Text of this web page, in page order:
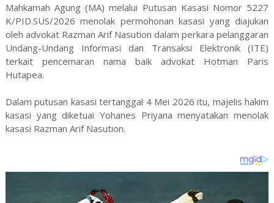
Mahkamah Agung (MA) melalui Putusan Kasasi Nomor 5227
K/PID.SUS/2026 menolak permohonan kasasi yang diajukan
oleh advokat Razman Arif Nasution dalam perkara pelanggaran
Undang-Undang Informasi dan Transaksi Elektronik (ITE)
terkait pencemaran nama baik advokat Hotman Paris
Hutapea.
Dalam putusan kasasi tertanggal 4 Mei 2026 itu, majelis hakim
kasasi yang diketuai Yohanes Priyana menyatakan menolak
kasasi Razman Arif Nasution.